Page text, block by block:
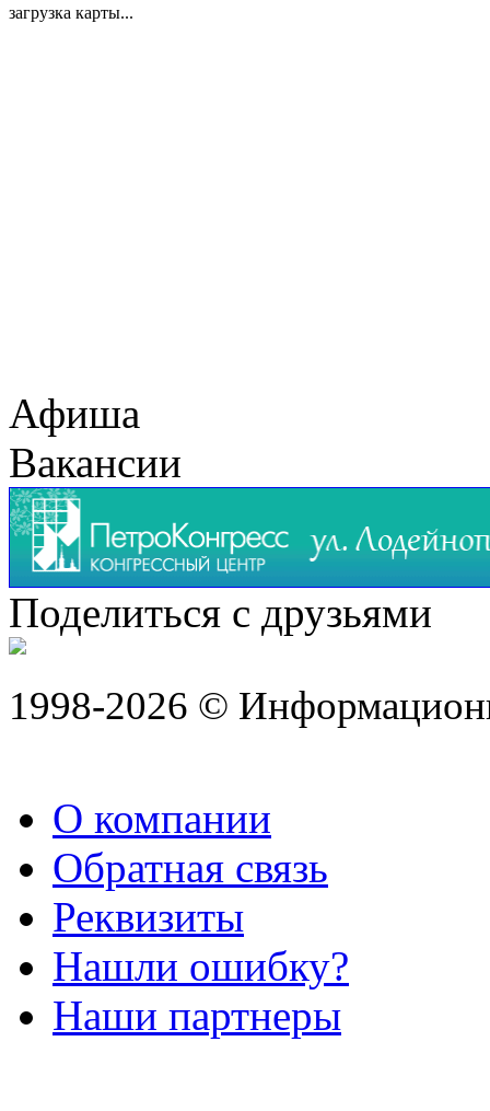
загрузка карты...
Афиша
Вакансии
Поделиться с друзьями
1998-2026 ©
О компании
Обратная связь
Реквизиты
Нашли ошибку?
Наши партнеры